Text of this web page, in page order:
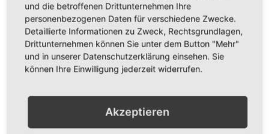
Menge
und die betroffenen Drittunternehmen Ihre
personenbezogenen Daten für verschiedene Zwecke.
Detaillierte Informationen zu Zweck, Rechtsgrundlagen,
Drittunternehmen können Sie unter dem Button "Mehr"
und in unserer Datenschutzerklärung einsehen. Sie
können Ihre Einwilligung jederzeit widerrufen.
Akzeptieren